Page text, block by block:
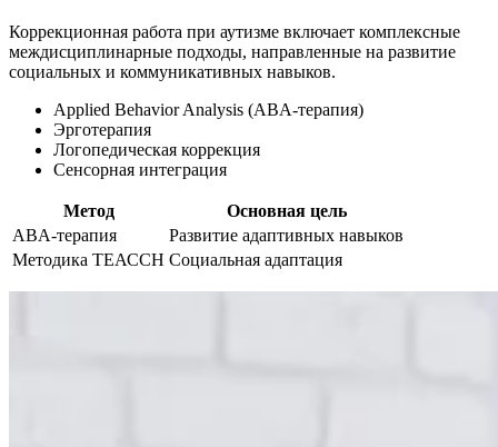
Коррекционная работа при аутизме включает комплексные
междисциплинарные подходы, направленные на развитие
социальных и коммуникативных навыков.
Applied Behavior Analysis (ABA-терапия)
Эрготерапия
Логопедическая коррекция
Сенсорная интеграция
Метод
Основная цель
ABA-терапия
Развитие адаптивных навыков
Методика ТЕАССН Социальная адаптация